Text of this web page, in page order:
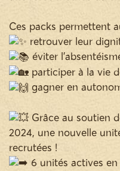
Ces packs permettent
retrouver leur
éviter
participer à la vie
gagner en
Grâce au soutien
2024, une nouvelle
recrutées !
6 unités actives en